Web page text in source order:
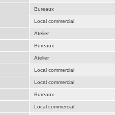
Bureaux
Local commercial
Atelier
Bureaux
Atelier
Local commercial
Local commercial
Bureaux
Local commercial